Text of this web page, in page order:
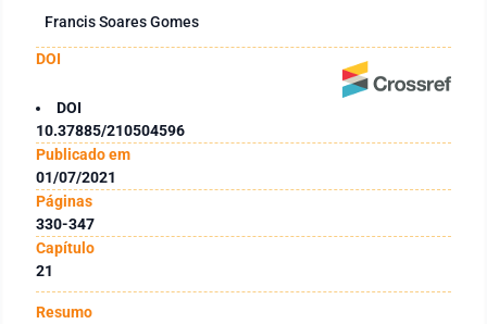
Francis Soares Gomes
DOI
DOI
10.37885/210504596
Publicado em
01/07/2021
Páginas
330-347
Capítulo
21
Resumo